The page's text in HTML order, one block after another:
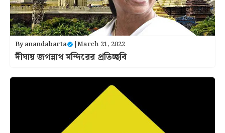
Byanandabarta |March 21, 2022
দীঘায় জগন্নাথ মন্দিরের প্রতিচ্ছবি